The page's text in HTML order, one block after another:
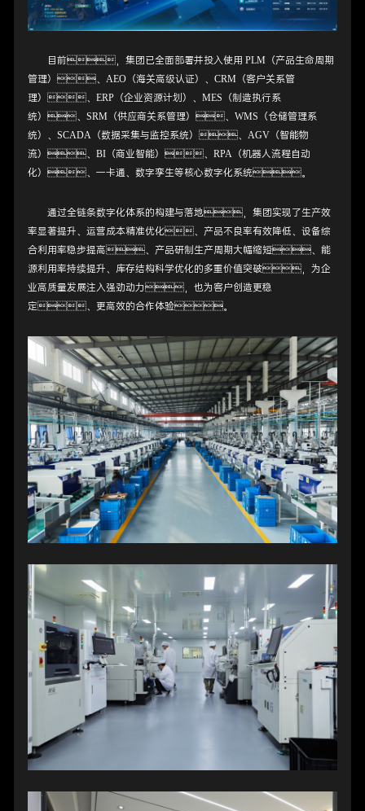
目前，集团已全面部署并投入使用 PLM（产品生命周期
管理）、AEO（海关高级认证）、CRM（客户关系管
理）、ERP（企业资源计划）、MES（制造执行系
统）、SRM（供应商关系管理）、WMS（仓储管理系
统）、SCADA（数据采集与监控系统）、AGV（智能物
流）、BI（商业智能）、RPA（机器人流程自动
化）、一卡通、数字孪生等核心数字化系统。
通过全链条数字化体系的构建与落地，集团实现了生产效
率显著提升、运营成本精准优化、产品不良率有效降低、设备综
合利用率稳步提高、产品研制生产周期大幅缩短、能
源利用率持续提升、库存结构科学优化的多重价值突破，为企
业高质量发展注入强劲动力，也为客户创造更稳
定、更高效的合作体验。